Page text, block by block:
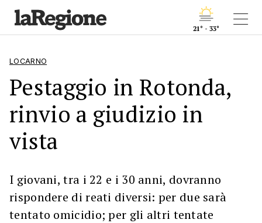
21° - 33°
LOCARNO
Pestaggio in Rotonda,
rinvio a giudizio in
vista
I giovani, tra i 22 e i 30 anni, dovranno
rispondere di reati diversi: per due sarà
tentato omicidio; per gli altri tentate